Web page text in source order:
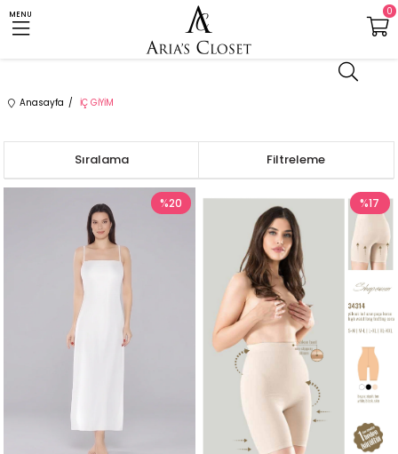
MENU 0
Anasayfa İÇ GİYİM
Filtreleme
Sıralama
%20 %17